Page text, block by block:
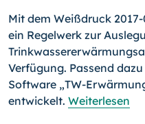
Mit dem Weißdruck
ein Regelwerk zur
Verfügung. Passend
Software „TW-
entwickelt. Weiterlesen